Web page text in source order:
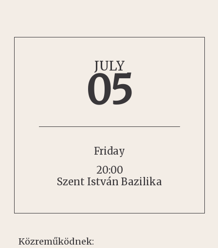
JULY
05
Friday
20:00
Szent István Bazilika
Közreműködnek: